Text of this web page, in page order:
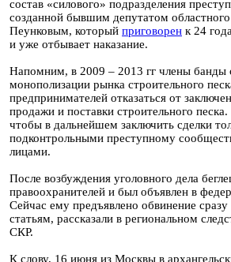
состав «силового» подразделения
созданной бывшим депутатом
Пеунковым, который приговорен к 24
и уже отбывает наказание.
Напомним, в 2009 – 2013 гг члены банды
монополизации рынка строительного
предпринимателей отказаться от
продажи и поставки строительного
чтобы в дальнейшем заключить сделки
подконтрольными преступному
лицами.
После возбуждения уголовного дела
правоохранителей и был объявлен в
Сейчас ему предъявлено обвинение сразу
статьям, рассказали в региональном
СКР.
К слову, 16 июня из Москвы в